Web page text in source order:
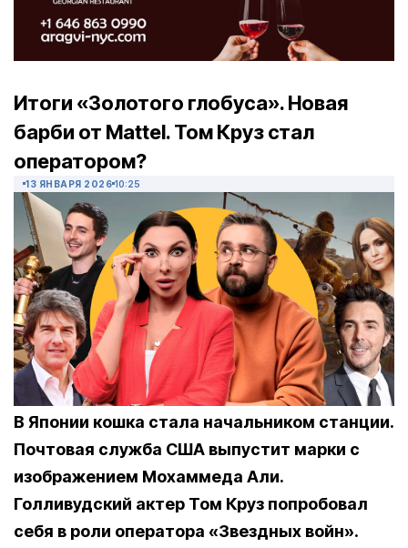
Итоги «Золотого глобуса». Новая
барби от Mattel. Том Круз стал
оператором?
13 ЯНВАРЯ 2026 10:25
В Японии кошка стала начальником станции.
Почтовая служба США выпустит марки с
изображением Мохаммеда Али.
Голливудский актер Том Круз попробовал
себя в роли оператора «Звездных войн».